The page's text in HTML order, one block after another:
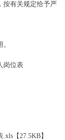
按有关规定给予严
岗位表
【27.5KB】